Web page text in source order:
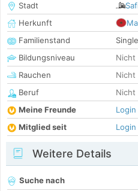
Stadt
Safi
Herkunft
Familienstand
Single
Bildungsniveau
Nicht
Rauchen
Nicht
Beruf
Nicht
Meine Freunde
Login
Mitglied seit
Login
Weitere Details
Suche nach